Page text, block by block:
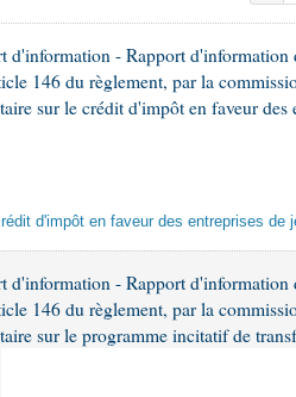
d'information - Rapport d'information
146 du règlement, par la
sur le crédit d'impôt en faveur des
d'impôt en faveur des entreprises de
d'information - Rapport
146 du règlement, par la
sur le programme incitatif de